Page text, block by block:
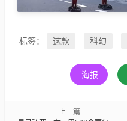
标签： 这款 科幻
海报
上一篇